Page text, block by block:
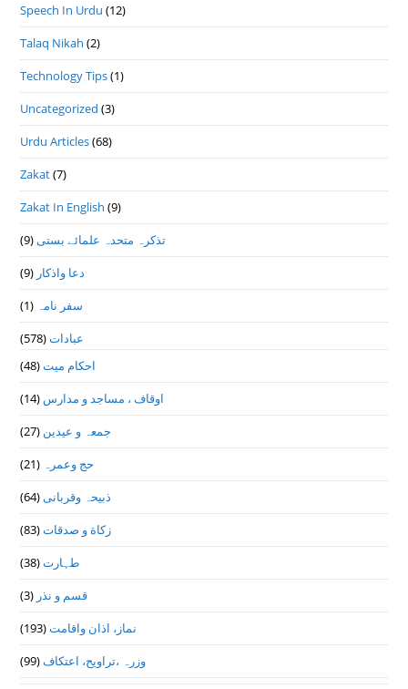
Speech In Urdu (12)
Talaq Nikah (2)
Technology Tips(1)
Uncategorized (3)
Urdu Articles(68)
Zakat(7)
Zakat In English (9)
تذكرہ متحدہ علمائے بستى(9)
دعا واذكار (9)
سفر نامہ (1)
عبادات(578)
احکام میت(48)
اوقاف ، مساجد و مدارس (14)
جمعہ و عیدین (27)
حج وعمرہ (21)
ذبیحہ وقربانی(64)
زکاة و صدقات(83)
طہارت(38)
قسم و نذر (3)
نماز، اذان واقامت(193)
وزرہ ،تراويح، اعتكاف(99)